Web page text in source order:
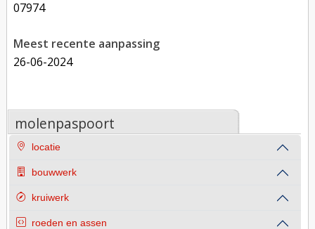
07974
Meest recente aanpassing
26-06-2024
molenpaspoort
locatie
bouwwerk
kruiwerk
roeden en assen